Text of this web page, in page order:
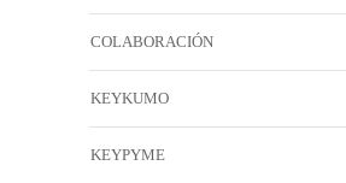
COLABORACIÓN
KEYKUMO
KEYPYME